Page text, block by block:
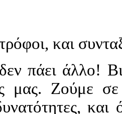
και
πάει άλλο!
μας. Ζούμε